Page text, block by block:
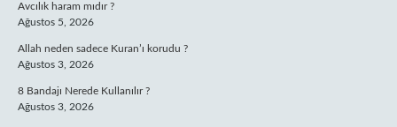
Avcılık haram mıdır ?
Ağustos 5, 2026
Allah neden sadece Kuran’ı korudu ?
Ağustos 3, 2026
8 Bandajı Nerede Kullanılır ?
Ağustos 3, 2026